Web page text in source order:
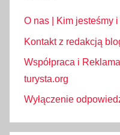
O nas | Kim jesteśmy
Kontakt z redakcją
Współpraca i
turysta.org
Wyłączenie